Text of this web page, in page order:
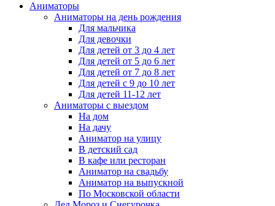
Аниматоры
Аниматоры на день рождения
Для мальчика
Для девочки
Для детей от 3 до 4 лет
Для детей от 5 до 6 лет
Для детей от 7 до 8 лет
Для детей с 9 до 10 лет
Для детей 11-12 лет
Аниматоры с выездом
На дом
На дачу
Аниматор на улицу
В детский сад
В кафе или ресторан
Аниматор на свадьбу
Аниматор на выпускной
По Московской области